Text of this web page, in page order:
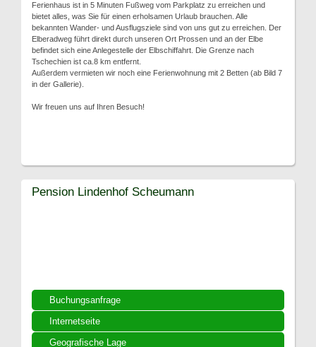
Ferienhaus ist in 5 Minuten Fußweg vom Parkplatz zu erreichen und
bietet alles, was Sie für einen erholsamen Urlaub brauchen. Alle
bekannten Wander- und Ausflugsziele sind von uns gut zu erreichen. Der
Elberadweg führt direkt durch unseren Ort Prossen und an der Elbe
befindet sich eine Anlegestelle der Elbschiffahrt. Die Grenze nach
Tschechien ist ca.8 km entfernt.
Außerdem vermieten wir noch eine Ferienwohnung mit 2 Betten (ab Bild 7
in der Gallerie).
Wir freuen uns auf Ihren Besuch!
Buchungsanfrage
Internetseite
Geografische Lage
Pension Lindenhof Scheumann